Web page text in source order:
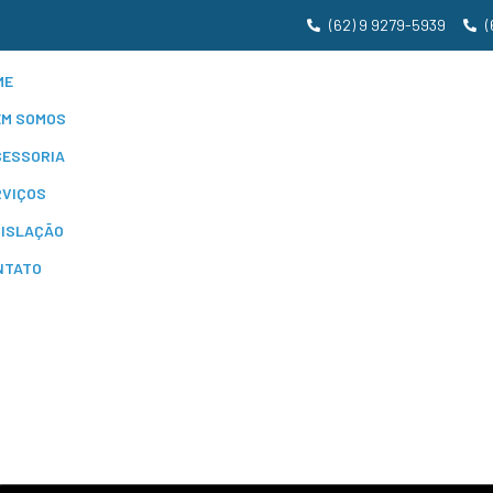
(62) 9 9279-5939
SOMOS